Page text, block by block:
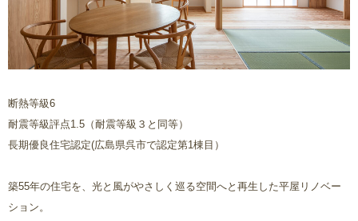
断熱等級6
耐震等級評点1.5（耐震等級３と同等）
長期優良住宅認定(広島県呉市で認定第1棟目）
築55年の住宅を、光と風がやさしく巡る空間へと再生した平屋リノベー
ション。